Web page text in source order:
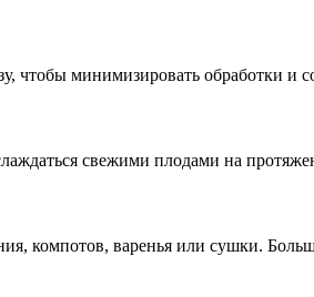
чтобы минимизировать обработки и
свежими плодами на
компотов, варенья или сушки.